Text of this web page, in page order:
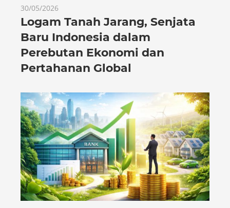
30/05/2026
Logam Tanah Jarang, Senjata
Baru Indonesia dalam
Perebutan Ekonomi dan
Pertahanan Global